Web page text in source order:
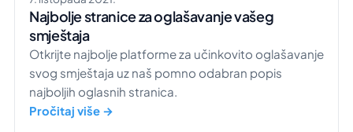
Najbolje stranice za oglašavanje vašeg
smještaja
Otkrijte najbolje platforme za učinkovito oglašavanje
svog smještaja uz naš pomno odabran popis
najboljih oglasnih stranica.
Pročitaj više →